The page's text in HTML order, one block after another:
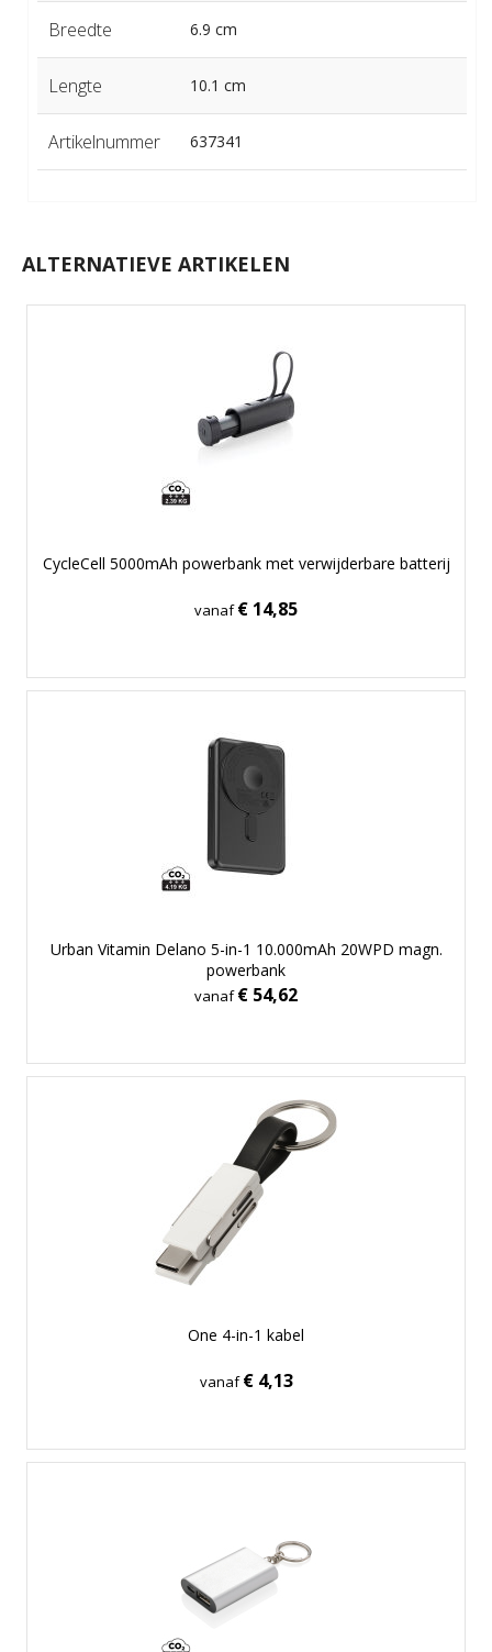
Breedte 6.9 cm
Lengte 10.1 cm
Artikelnummer 637341
ALTERNATIEVE ARTIKELEN
CycleCell 5000mAh powerbank met verwijderbare batterij
vanaf€ 14,85
Urban Vitamin Delano 5-in-1 10.000mAh 20WPD magn.
powerbank
vanaf€ 54,62
One 4-in-1 kabel
vanaf€ 4,13